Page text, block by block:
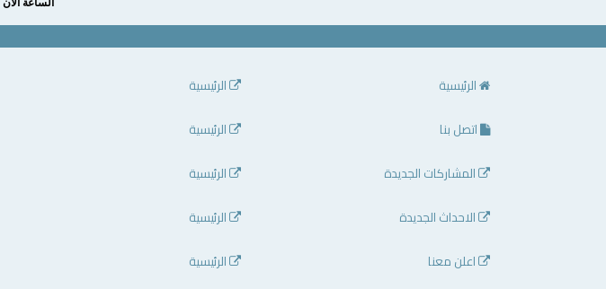
الساعة الآن
الرئيسية
اتصل بنا
المشاركات الجديدة
الاحداث الجديدة
اعلن معنا
الرئيسية
الرئيسية
الرئيسية
الرئيسية
الرئيسية